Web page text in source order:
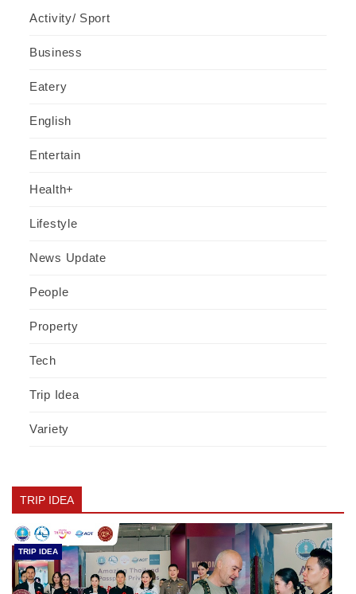
Activity/ Sport
Business
Eatery
English
Entertain
Health+
Lifestyle
News Update
People
Property
Tech
Trip Idea
Variety
TRIP IDEA
TRIP IDEA